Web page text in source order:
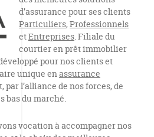
d’assurance pour ses clients
Particuliers, Professionnels
etEntreprises. Filiale du
courtier en prêt immobilier
pour nos clients et
unique enassurance
par l’alliance de nos forces, de
bas du marché.
vocation à accompagner nos